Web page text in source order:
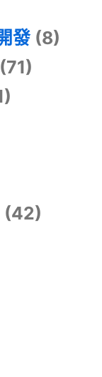
發(8)
(42)